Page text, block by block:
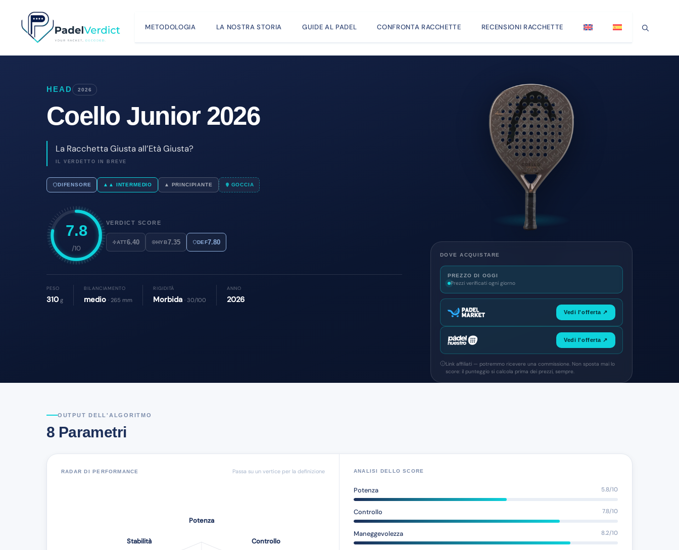
contenuto
METODOLOGIA LA NOSTRA STORIA GUIDE AL PADEL CONFRONTA RACCHETTE RECENSIONI RACCHETTE
HEAD 2026
Coello Junior 2026
La Racchetta Giusta all’Età Giusta?
IL VERDETTO IN BREVE
DIFENSORE ▲▲ INTERMEDIO ▲ PRINCIPIANTE GOCCIA
7.8
/10
VERDICT SCORE
ATT6.40 HYB7.35 DEF7.80
PESO
310 g
BILANCIAMENTO
medio · 265 mm
RIGIDITÀ
Morbida · 30/100
ANNO
2026
DOVE ACQUISTARE
PREZZO DI OGGI
Prezzi verificati ogni giorno
Vedi l'offerta ↗
Vedi l'offerta ↗
Link affiliati — potremmo ricevere una commissione. Non sposta mai lo
score: il punteggio si calcola prima dei prezzi, sempre.
OUTPUT DELL'ALGORITMO
8 Parametri
RADAR DI PERFORMANCE Passa su un vertice per la definizione ANALISI DELLO SCORE
Potenza 5.8/10
Controllo 7.8/10
Maneggevolezza 8.2/10